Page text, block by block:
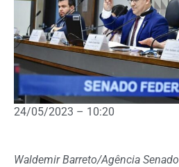
24/05/2023 – 10:20
Waldemir Barreto/Agência Senado